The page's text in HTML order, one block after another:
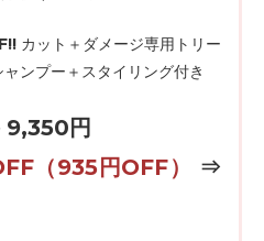
カット＋ダメージ専用トリー
ャンプー＋スタイリング付き
9,350円
（935円OFF）
⇒